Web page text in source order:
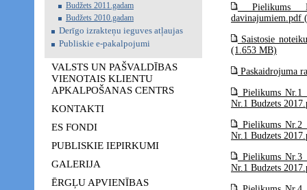
Budžets 2011.gadam
Budžets 2010.gadam
Derīgo izrakteņu ieguves atļaujas
Publiskie e-pakalpojumi
VALSTS UN PAŠVALDĪBAS
VIENOTAIS KLIENTU
APKALPOŠANAS CENTRS
KONTAKTI
ES FONDI
PUBLISKIE IEPIRKUMI
GALERIJA
ĒRGĻU APVIENĪBAS
Pielikums
davinajumiem.pdf
Saistosie
(1.653 MB)
Paskaidrojuma
Pielikums Nr.1
Nr.1 Budzets
Pielikums Nr.2
Nr.1 Budzets
Pielikums Nr.3
Nr.1 Budzets